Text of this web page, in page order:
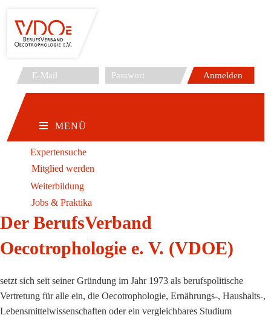
Inhalt
springen
MENÜ
Expertensuche
Mitglied werden
Weiterbildung
Jobs & Praktika
Der BerufsVerband
Oecotrophologie e. V. (VDOE)
setzt sich seit seiner Gründung im Jahr 1973 als berufspolitische
Vertretung für alle ein, die Oecotrophologie, Ernährungs-, Haushalts-,
Lebensmittelwissenschaften oder ein vergleichbares Studium